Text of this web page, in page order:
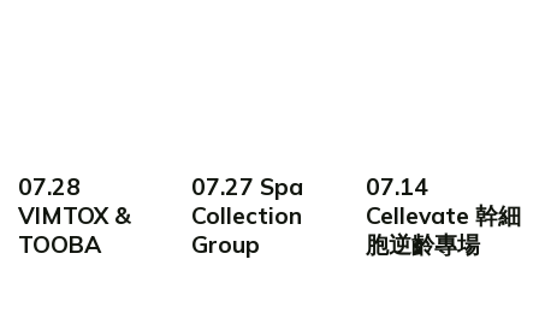
07.28
VIMTOX &
TOOBA
07.27 Spa
Collection
Group
07.14
Cellevate 幹細
胞逆齡專場